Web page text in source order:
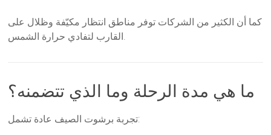
كما أن الكثير من الشركات توفر مناطق انتظار مكيّفة وظلال على
القارب لتفادي حرارة الشمس.
ما هي مدة الرحلة وما الذي تتضمنه؟
تجربة برشوت الصيف عادة تشمل: